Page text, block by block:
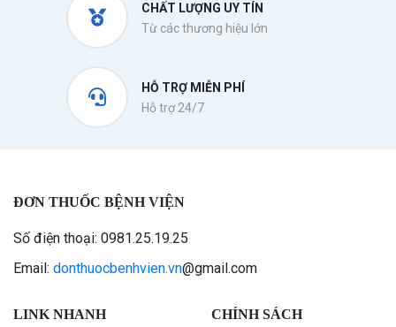
CHẤT LƯỢNG UY TÍN
Từ các thương hiệu lớn
HỖ TRỢ MIỄN PHÍ
Hỗ trợ 24/7
ĐƠN THUỐC BỆNH VIỆN
Số điện thoại: 0981.25.19.25
Email: donthuocbenhvien.vn@gmail.com
LINK NHANH CHÍNH SÁCH